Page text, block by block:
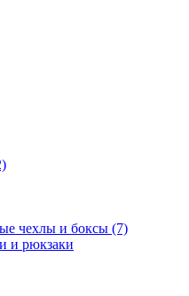
чехлы и боксы (7)
и рюкзаки